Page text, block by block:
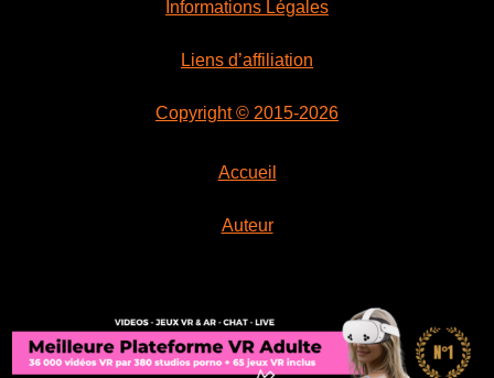
Informations Légales
Liens d’affiliation
Copyright © 2015-2026
Accueil
Auteur